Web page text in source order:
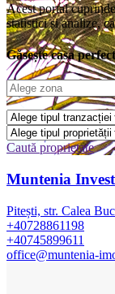
Acest portal
statistici și analize,
Găsește casa
Caută proprietate
Muntenia Invest
Pitești, str. Calea
+40728861198
+40745899611
office@muntenia-